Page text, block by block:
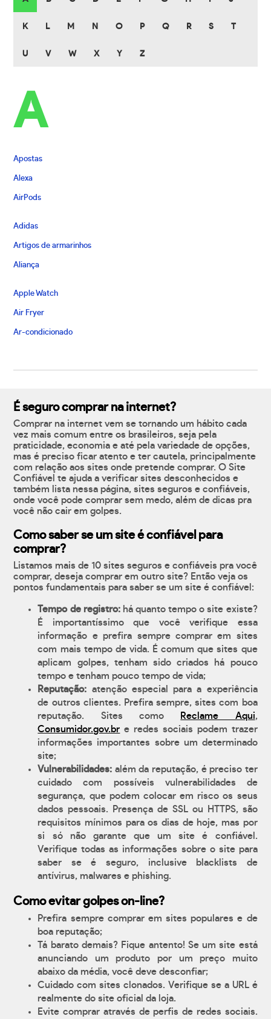
K L M N O P Q R S T
U V W X Y Z
A
Apostas
Alexa
AirPods
Adidas
Artigos de armarinhos
Aliança
Apple Watch
Air Fryer
Ar-condicionado
É seguro comprar na internet?
Comprar na internet vem se tornando um hábito cada
vez mais comum entre os brasileiros, seja pela
praticidade, economia e até pela variedade de opções,
mas é preciso ficar atento e ter cautela, principalmente
com relação aos sites onde pretende comprar. O Site
Confiável te ajuda a verificar sites desconhecidos e
também lista nessa página, sites seguros e confiáveis,
onde você pode comprar sem medo, além de dicas pra
você não cair em golpes.
Como saber se um site é confiável para
comprar?
Listamos mais de 10 sites seguros e confiáveis pra você
comprar, deseja comprar em outro site? Então veja os
pontos fundamentais para saber se um site é confiável:
Tempo de registro:há quanto tempo o site existe?
É importantíssimo que você verifique essa
informação e prefira sempre comprar em sites
com mais tempo de vida. É comum que sites que
aplicam golpes, tenham sido criados há pouco
tempo e tenham pouco tempo de vida;
Reputação: atenção especial para a experiência
de outros clientes. Prefira sempre, sites com boa
reputação. Sites como
Reclame Aqui,
Consumidor.gov.br e redes sociais podem trazer
informações importantes sobre um determinado
site;
Vulnerabilidades: além da reputação, é preciso ter
cuidado com possíveis vulnerabilidades de
segurança, que podem colocar em risco os seus
dados pessoais. Presença de SSL ou HTTPS, são
requisitos mínimos para os dias de hoje, mas por
si só não garante que um site é confiável.
Verifique todas as informações sobre o site para
saber se é seguro, inclusive blacklists de
antívirus, malwares e phishing.
Como evitar golpes on-line?
Prefira sempre comprar em sites populares e de
boa reputação;
Tá barato demais? Fique antento! Se um site está
anunciando um produto por um preço muito
abaixo da média, você deve desconfiar;
Cuidado com sites clonados. Verifique se a URL é
realmente do site oficial da loja.
Evite comprar através de perfis de redes sociais.